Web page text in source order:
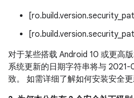
对于某些搭载 Android 10 或更高
系统更新的日期字符串将与 2021-
致。 如需详细了解如何安装安全